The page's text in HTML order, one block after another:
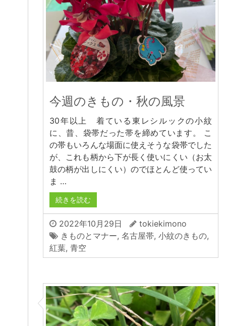
今週のきもの・秋の風景
30年以上 着ている東レシルックの小紋
に、昔、袋帯だった帯を締めています。 こ
の帯もいろんな場面に使えそうな袋帯でした
が、これも柄から下が長く使いにくい（お太
鼓の柄が出しにくい）のでほとんど使ってい
ま …
続きを読む
2022年10月29日
tokiekimono
きものとマナー, 名古屋帯, 小紋のきもの,
紅葉, 青空